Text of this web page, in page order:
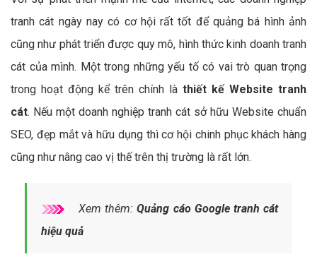
tranh cát ngày nay có cơ hội rất tốt để quảng bá hình ảnh
cũng như phát triển được quy mô, hình thức kinh doanh tranh
cát của mình. Một trong những yếu tố có vai trò quan trọng
trong hoạt động kể trên chính là thiết kế Website tranh
cát. Nếu một doanh nghiệp tranh cát sở hữu Website chuẩn
SEO, đẹp mắt và hữu dụng thì cơ hội chinh phục khách hàng
cũng như nâng cao vị thế trên thị trường là rất lớn.
Xem thêm:Quảng cáo Google tranh cát
hiệu quả